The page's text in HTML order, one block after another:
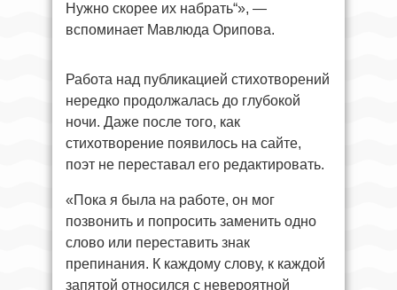
Нужно скорее их набрать“», —
вспоминает Мавлюда Орипова.
Работа над публикацией стихотворений
нередко продолжалась до глубокой
ночи. Даже после того, как
стихотворение появилось на сайте,
поэт не переставал его редактировать.
«Пока я была на работе, он мог
позвонить и попросить заменить одно
слово или переставить знак
препинания. К каждому слову, к каждой
запятой относился с невероятной